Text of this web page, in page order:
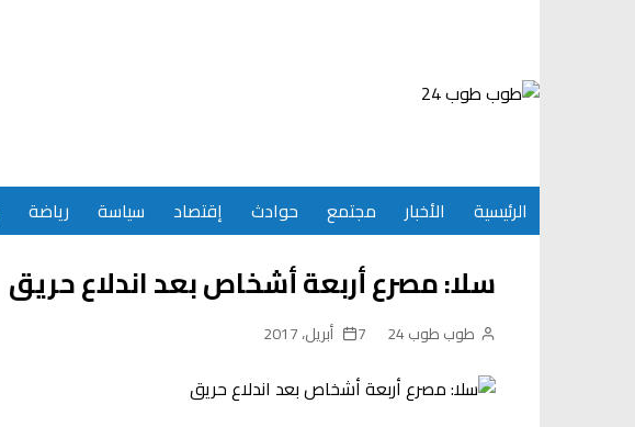
الرئيسية الأخبار مجتمع حوادث إقتصاد سياسة رياضة
سلا: مصرع أربعة أشخاص بعد اندلاع حريق
طوب طوب 24 7 أبريل، 2017